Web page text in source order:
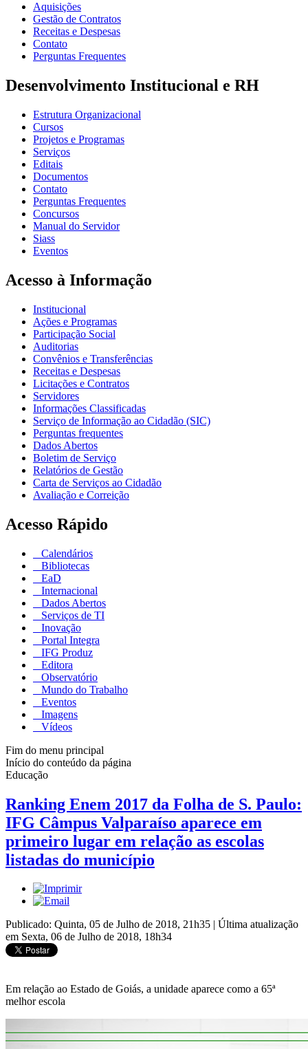
Aquisições
Gestão de Contratos
Receitas e Despesas
Contato
Perguntas Frequentes
Desenvolvimento Institucional e RH
Estrutura Organizacional
Cursos
Projetos e Programas
Serviços
Editais
Documentos
Contato
Perguntas Frequentes
Concursos
Manual do Servidor
Siass
Eventos
Acesso à Informação
Institucional
Ações e Programas
Participação Social
Auditorias
Convênios e Transferências
Receitas e Despesas
Licitações e Contratos
Servidores
Informações Classificadas
Serviço de Informação ao Cidadão (SIC)
Perguntas frequentes
Dados Abertos
Boletim de Serviço
Relatórios de Gestão
Carta de Serviços ao Cidadão
Avaliação e Correição
Acesso Rápido
Calendários
Bibliotecas
EaD
Internacional
Dados Abertos
Serviços de TI
Inovação
Portal Integra
IFG Produz
Editora
Observatório
Mundo do Trabalho
Eventos
Imagens
Vídeos
Fim do menu principal
Início do conteúdo da página
Educação
Ranking Enem 2017 da Folha de S. Paulo:
IFG Câmpus Valparaíso aparece em
primeiro lugar em relação as escolas
listadas do município
Publicado: Quinta, 05 de Julho de 2018, 21h35 | Última atualização
em Sexta, 06 de Julho de 2018, 18h34
Em relação ao Estado de Goiás, a unidade aparece como a 65ª
melhor escola